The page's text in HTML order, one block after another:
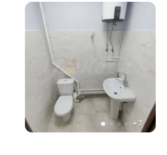
+ 7